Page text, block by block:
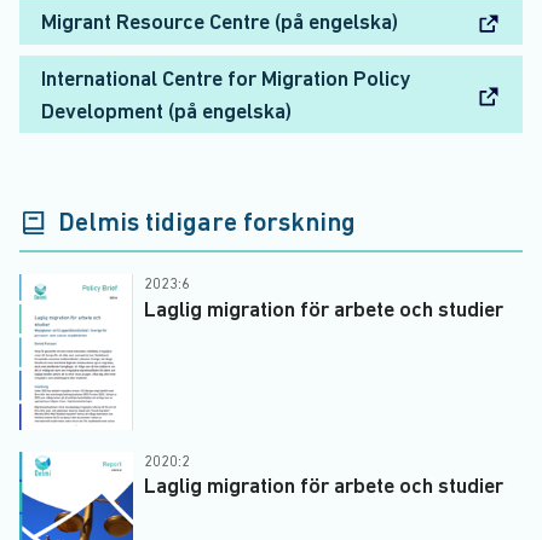
Migrant Resource Centre (på engelska)
International Centre for Migration Policy
Development (på engelska)
Delmis tidigare forskning
2023:6
Laglig migration för arbete och studier
2020:2
Laglig migration för arbete och studier